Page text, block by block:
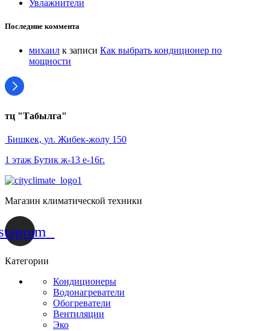
Увлажнители
Последние коммента
михаил к записи Как выбрать кондиционер по
мощности
тц "Табылга"
Бишкек, ул. Жибек-жолу 150
1 этаж Бутик ж-13 е-16г.
Магазин климатической техники
Категории
Кондиционеры
Водонагреватели
Обогреватели
Вентиляции
Эко